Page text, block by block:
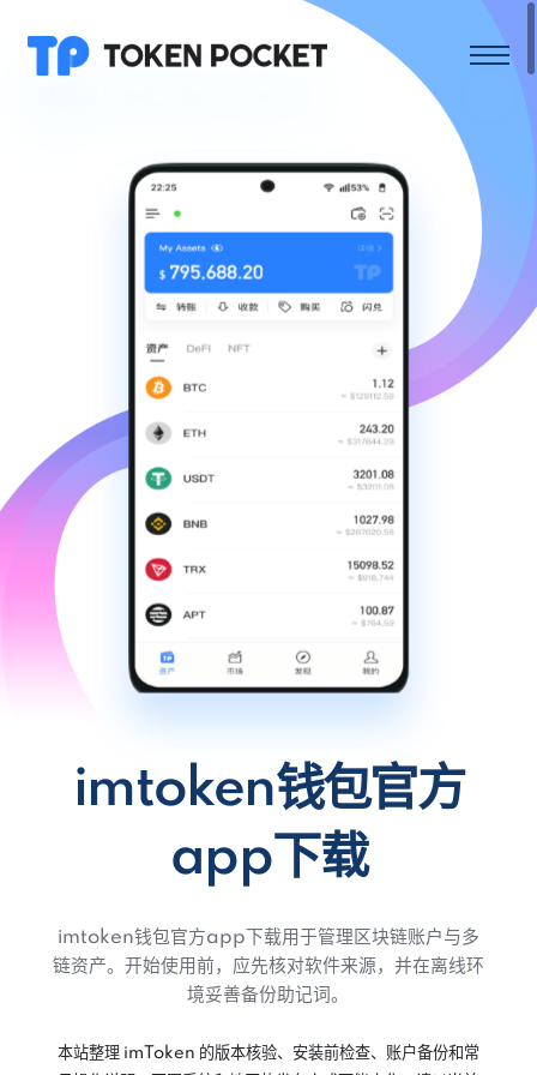
imtoken钱包官方
app下载
imtoken钱包官方app下载用于管理区块链账户与多
链资产。开始使用前，应先核对软件来源，并在离线环
境妥善备份助记词。
本站整理 imToken 的版本核验、安装前检查、账户备份和常